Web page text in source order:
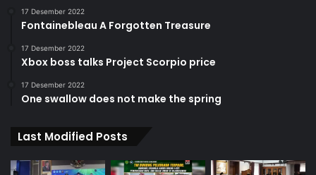
17 Desember 2022
Fontainebleau A Forgotten Treasure
17 Desember 2022
Xbox boss talks Project Scorpio price
17 Desember 2022
One swallow does not make the spring
Last Modified Posts